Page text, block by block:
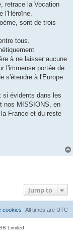
retrace la Vocation
l'Héroïne.
sont de trois
tous.
à ne laisser aucune
l'immense portée de
s'étendre à l'Europe
si évidents dans les
nos MISSIONS, en
France et du reste
Jump to
All times are UTC
cookies
Limited